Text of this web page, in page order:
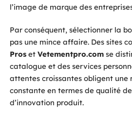
l’image de marque des
Par conséquent, sélectionner la
pas une mince affaire. Des sites
Pros et Vetementpro.com se
catalogue et des services
attentes croissantes obligent une
constante en termes de qualité
d’innovation produit.